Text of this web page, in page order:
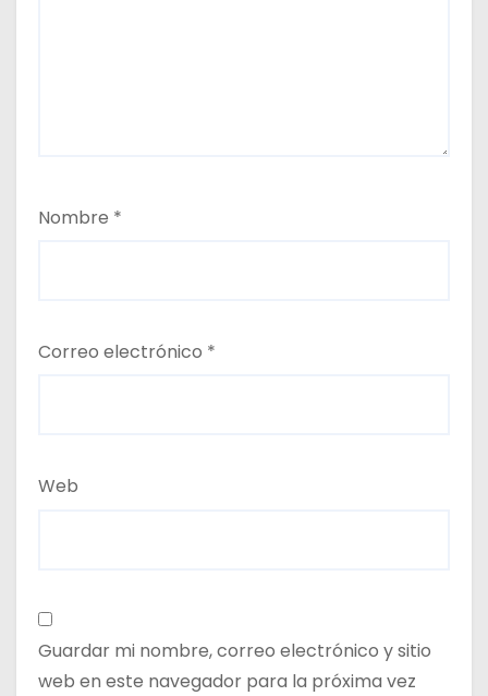
Nombre *
Correo electrónico *
Web
Guardar mi nombre, correo electrónico y sitio
web en este navegador para la próxima vez